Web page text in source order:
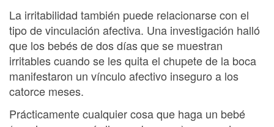
La irritabilidad también puede relacionarse con el
tipo de vinculación afectiva. Una investigación halló
que los bebés de dos días que se muestran
irritables cuando se les quita el chupete de la boca
manifestaron un vínculo afectivo inseguro a los
catorce meses.
Prácticamente cualquier cosa que haga un bebé